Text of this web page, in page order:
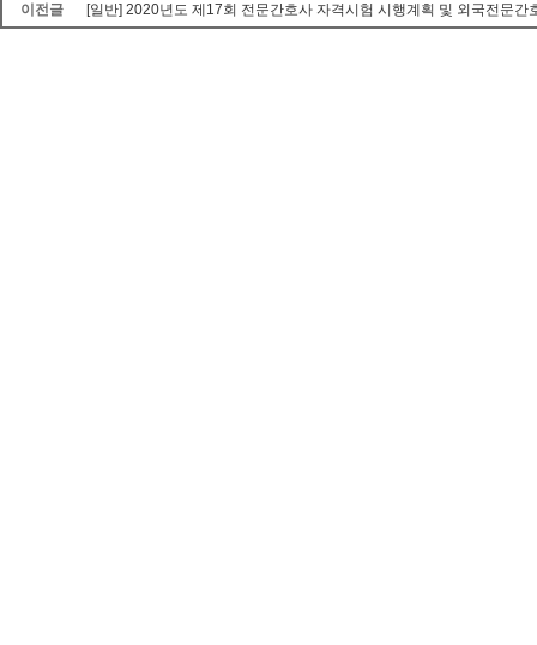
이전글
[일반] 2020년도 제17회 전문간호사 자격시험 시행계획 및 외국전문